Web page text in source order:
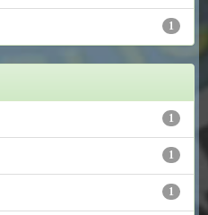
1
1
1
1